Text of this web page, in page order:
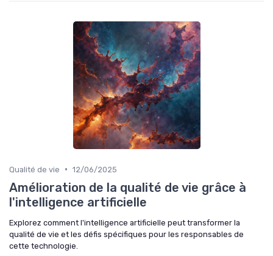
Qualité de vie • 12/06/2025
Amélioration de la qualité de vie grâce à
l'intelligence artificielle
Explorez comment l'intelligence artificielle peut transformer la
qualité de vie et les défis spécifiques pour les responsables de
cette technologie.